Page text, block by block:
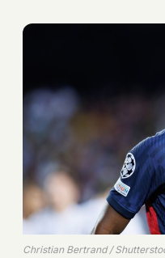
Christian Bertrand /